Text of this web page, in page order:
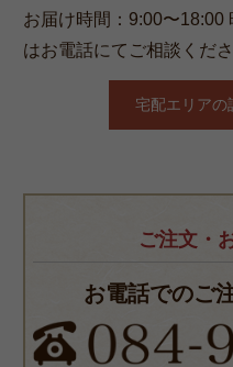
お届け時間：9:00〜18:00
はお電話にてご相談くださ
宅配エリアの
ご注文・
お電話でのご